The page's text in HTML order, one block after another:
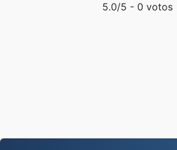
5.0/5 - 0 votos